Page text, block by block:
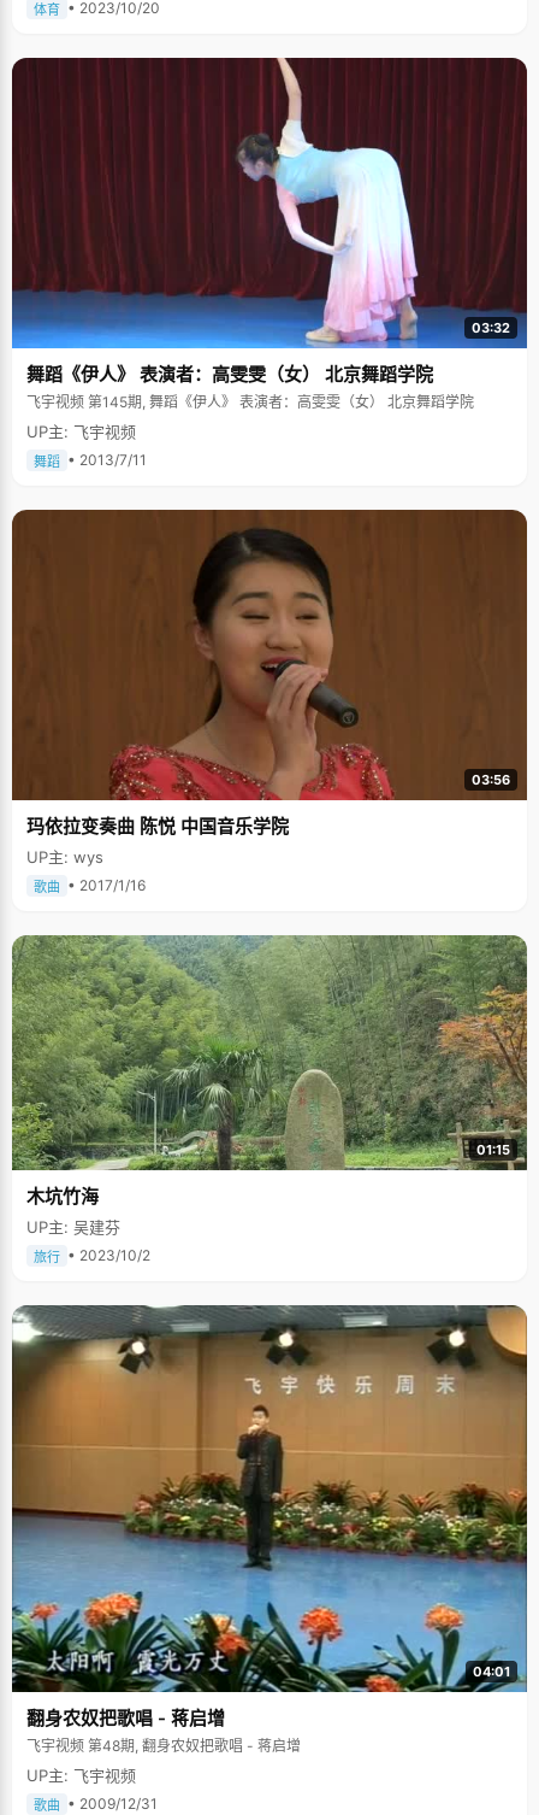
体育 • 2023/10/20
03:32
舞蹈《伊人》 表演者：高雯雯（女） 北京舞蹈学院
飞宇视频 第145期, 舞蹈《伊人》 表演者：高雯雯（女） 北京舞蹈学院
UP主: 飞宇视频
舞蹈 • 2013/7/11
03:56
玛依拉变奏曲 陈悦 中国音乐学院
UP主: wys
歌曲 • 2017/1/16
01:15
木坑竹海
UP主: 吴建芬
旅行 • 2023/10/2
04:01
翻身农奴把歌唱 - 蒋启增
飞宇视频 第48期, 翻身农奴把歌唱 - 蒋启增
UP主: 飞宇视频
歌曲 • 2009/12/31